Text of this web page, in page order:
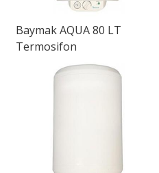
BaymakAQUA 80 LT
Termosifon